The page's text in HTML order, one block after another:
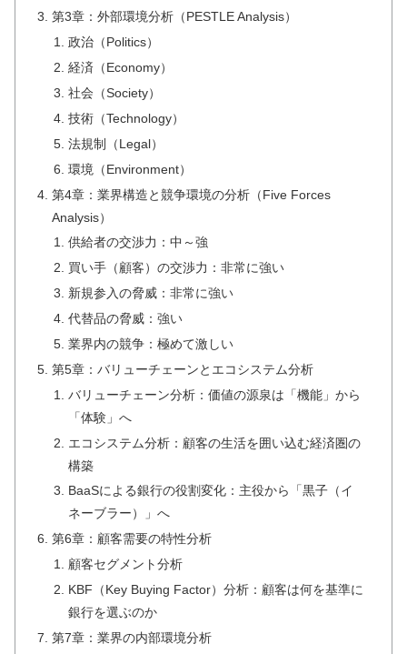
第3章：外部環境分析（PESTLE Analysis）
政治（Politics）
経済（Economy）
社会（Society）
技術（Technology）
法規制（Legal）
環境（Environment）
第4章：業界構造と競争環境の分析（Five Forces
Analysis）
供給者の交渉力：中～強
買い手（顧客）の交渉力：非常に強い
新規参入の脅威：非常に強い
代替品の脅威：強い
業界内の競争：極めて激しい
第5章：バリューチェーンとエコシステム分析
バリューチェーン分析：価値の源泉は「機能」から
「体験」へ
エコシステム分析：顧客の生活を囲い込む経済圏の
構築
BaaSによる銀行の役割変化：主役から「黒子（イ
ネーブラー）」へ
第6章：顧客需要の特性分析
顧客セグメント分析
KBF（Key Buying Factor）分析：顧客は何を基準に
銀行を選ぶのか
第7章：業界の内部環境分析